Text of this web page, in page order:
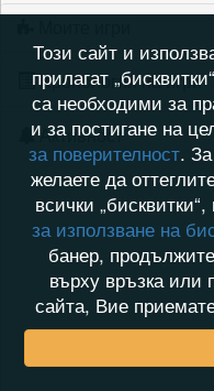
Хронология на игри
Активност
Този сайт и
прилагат
са необходими за
и за постигане на
за поверителност.
желаете да
всички
за използване на
банер,
върху връзка или
сайта, Вие